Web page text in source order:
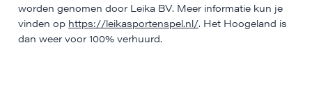
worden genomen door Leika BV. Meer informatie kun je
vinden op https://leikasportenspel.nl/. Het Hoogeland is
dan weer voor 100% verhuurd.